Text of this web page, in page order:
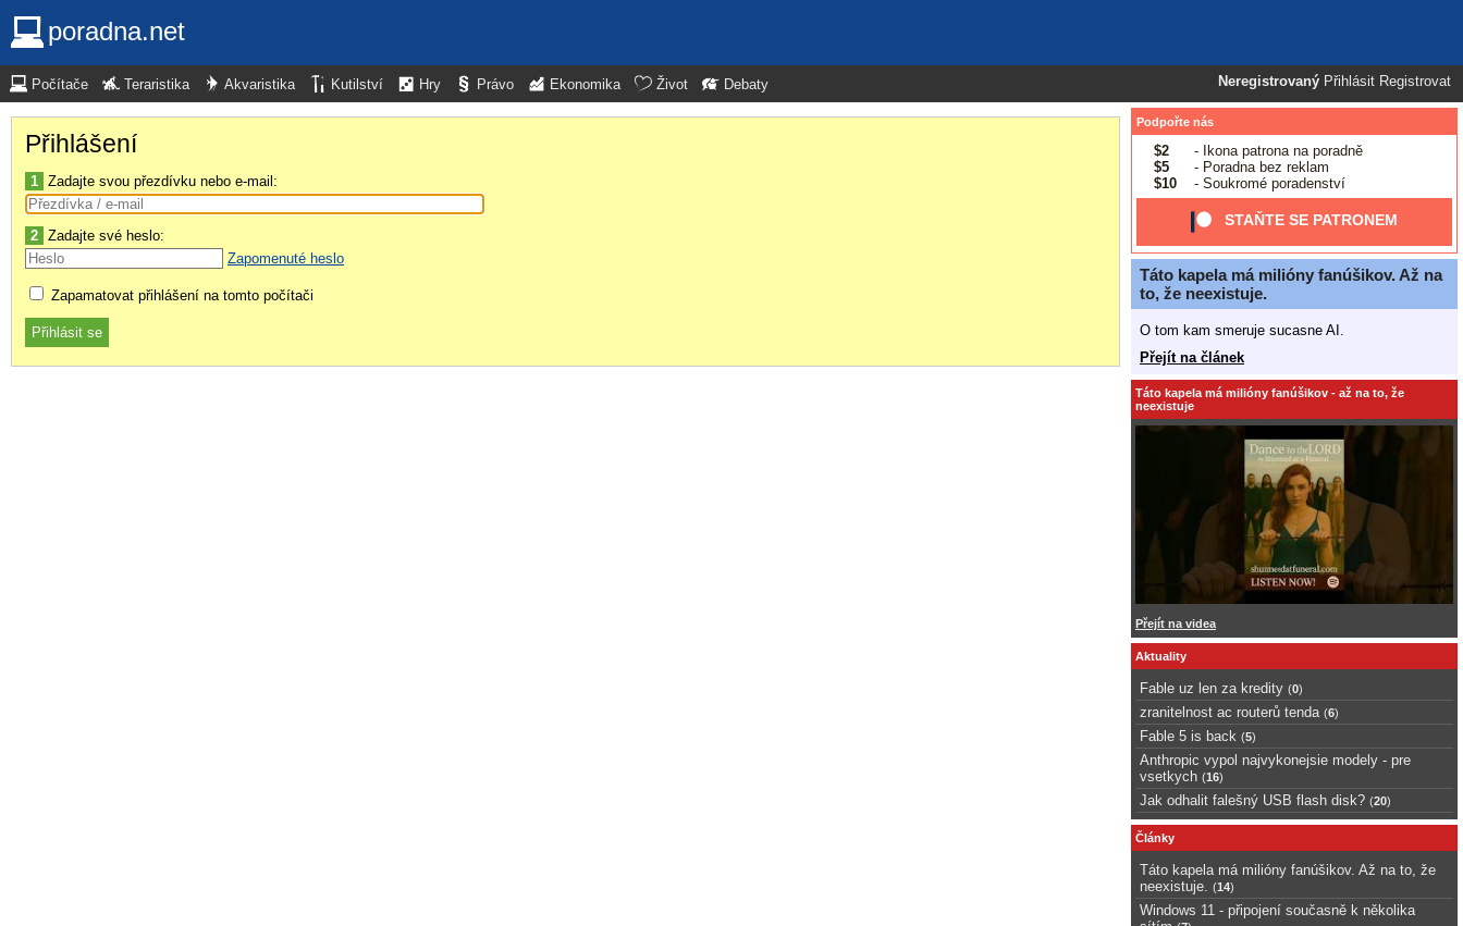
poradna.net
Neregistrovaný Přihlásit Registrovat
Počítače Teraristika Akvaristika Kutilství Hry Právo Ekonomika Život Debaty
Přihlášení
1 Zadajte svou přezdívku nebo e-mail:
2 Zadajte své heslo:
Zapomenuté heslo
Zapamatovat přihlášení na tomto počítači
Podpořte nás
$2
- Ikona patrona na poradně
$5
- Poradna bez reklam
$10
- Soukromé poradenství
STAŇTE SE PATRONEM
Táto kapela má milióny fanúšikov. Až na
to, že neexistuje.
O tom kam smeruje sucasne AI.
Přejít na článek
Táto kapela má milióny fanúšikov - až na to, že
neexistuje
Přejít na videa
Aktuality
Fable uz len za kredity (0)
zranitelnost ac routerů tenda (6)
Fable 5 is back (5)
Anthropic vypol najvykonejsie modely - pre
vsetkych (16)
Jak odhalit falešný USB flash disk? (20)
Články
Táto kapela má milióny fanúšikov. Až na to, že
neexistuje.
(14)
Windows 11 - připojení současně k několika